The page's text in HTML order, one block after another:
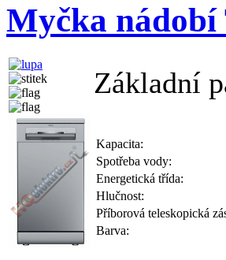
Myčka nádobí
Základní
Kapacita:
Spotřeba vody:
Energetická třída:
Hlučnost:
Příborová teleskopická
Barva: